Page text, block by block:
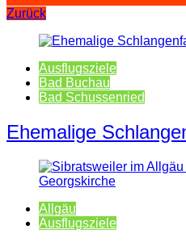
Zurück
Ausflugsziele
Bad Buchau
Bad Schussenried
Ehemalige
Allgäu
Ausflugsziele